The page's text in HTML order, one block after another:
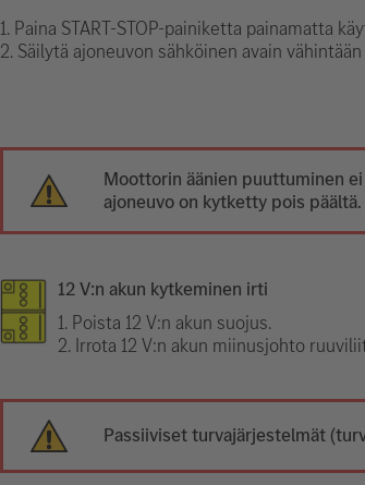
1. Paina START-STOP-painiketta painamatta
2. Säilytä ajoneuvon sähköinen avain
Moottorin äänien puuttuminen
ajoneuvo on kytketty pois päältä.
12 V:n akun kytkeminen irti
1. Poista 12 V:n akun suojus.
2. Irrota 12 V:n akun miinusjohto
Passiiviset turvajärjestelmät